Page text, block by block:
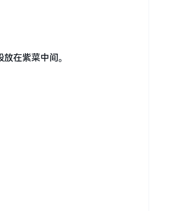
在紫菜中间。